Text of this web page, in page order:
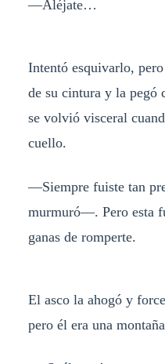
—Aléjate…
Intentó esquivarlo,
de su cintura y la pegó
se volvió visceral
cuello.
—Siempre fuiste tan
murmuró—. Pero esta
ganas de romperte.
El asco la ahogó y
pero él era una